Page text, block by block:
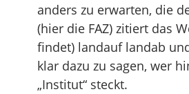
anders zu erwarten, die
(hier die FAZ) zitiert das
findet) landauf landab
klar dazu zu sagen, wer
„Institut“ steckt.